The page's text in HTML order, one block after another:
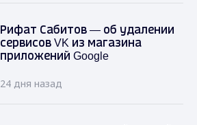
Рифат Сабитов — об удалении
сервисов VK из магазина
приложений Google
24 дня назад